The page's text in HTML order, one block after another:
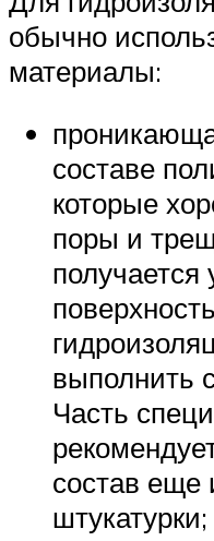
обычно
материалы:
составе
которые
поры и
получается
выполнить
Часть
состав еще
штукатурки;